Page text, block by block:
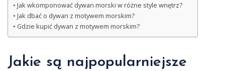
Jak wkomponować dywan morski w różne style wnętrz?
Jak dbać o dywan z motywem morskim?
Gdzie kupić dywan z motywem morskim?
Jakie są najpopularniejsze